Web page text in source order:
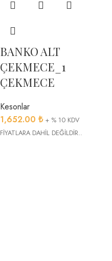
BANKO ALT
ÇEKMECE_1
ÇEKMECE
Kesonlar
1,652.00 ₺ + % 10 KDV
FİYATLARA DAHİL DEĞİLDİR..